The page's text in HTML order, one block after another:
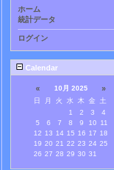
ホーム
統計データ
ログイン
Calendar
« 10月 2025 »
日 月 火 水 木 金
土
1
2 3
4
5
6 7 8 9 10
11
12 13 14 15 16 17 18
19 20 21 22 23 24 25
26 27 28 29 30 31